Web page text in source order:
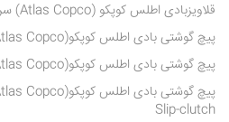
قلاویزبادی اطلس کوپکو (Atlas Copco) سری LGB
پیچ گوشتی بادی اطلس کوپکو(Atlas Copco) سری LUD
پیچ گوشتی بادی اطلس کوپکو(Atlas Copco) سری LUM دارای Shut‑off
Slip-clutch